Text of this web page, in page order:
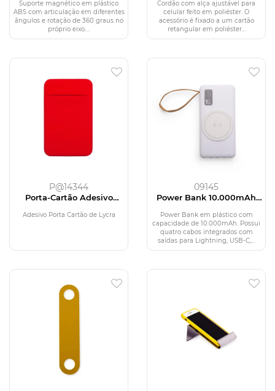
Suporte magnético em plástico
ABS com articulação em diferentes
ângulos e rotação de 360 graus no
próprio eixo....
Cordão com alça ajustável para
celular feito em poliéster. O
acessório é fixado a um cartão
retangular em poliéster...
P@14344
Porta-Cartão Adesivo
Adesivo Porta Cartão de Lycra
09145
Power Bank 10.000mAh
Indução ou via Cabo
Power Bank em plástico com
capacidade de 10.000mAh. Possui
quatro cabos integrados com
saídas para Lightning, USB-C,...